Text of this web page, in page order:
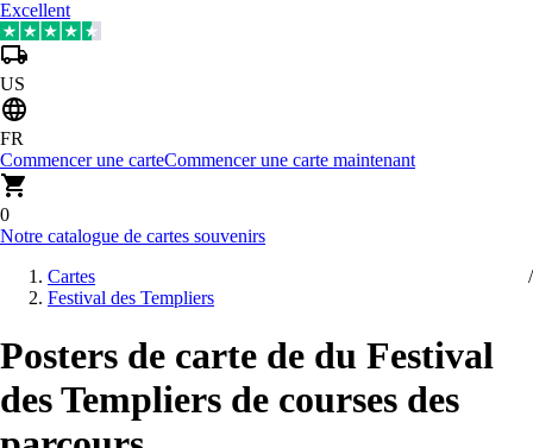
Excellent
US
FR
Commencer une carteCommencer une carte maintenant
0
Notre catalogue de cartes souvenirs
Cartes
Festival des Templiers
Posters de carte de du Festival
des Templiers de courses des